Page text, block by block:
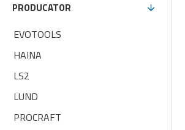
PRODUCATOR
EVOTOOLS
HAINA
LS2
LUND
PROCRAFT